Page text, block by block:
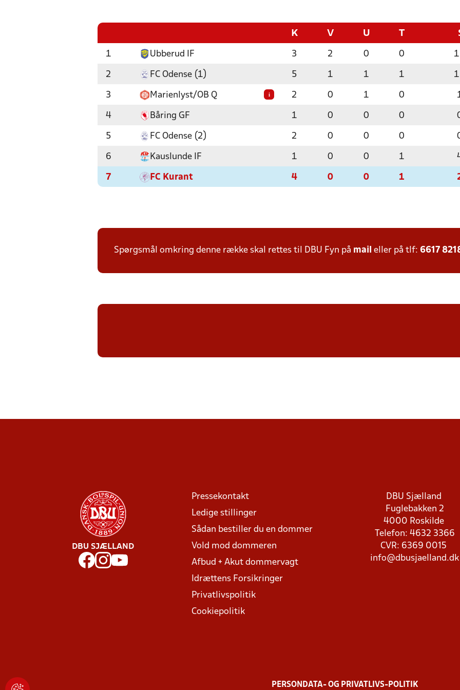
K V U T
1 Ubberud IF 3 2 0 0
2 FC Odense (1) 5 1 1 1
3 Marienlyst/OB Q i 2 0 1 0
4 Båring GF 1 0 0 0
5 FC Odense (2) 2 0 0 0
6 Kauslunde IF 1 0 0 1
7 FC Kurant 4 0 0 1
Spørgsmål omkring denne række skal rettes til DBU Fyn på mail eller på tlf: 6617
DBU SJÆLLAND
Pressekontakt
Ledige stillinger
Sådan bestiller du en dommer
Vold mod dommeren
Afbud + Akut dommervagt
Idrættens Forsikringer
Privatlivspolitik
Cookiepolitik
DBU Sjælland
Fuglebakken 2
4000 Roskilde
Telefon: 4632 3366
CVR: 6369 0015
info@dbusjaelland.dk
PERSONDATA- OG PRIVATLIVS-POLITIK